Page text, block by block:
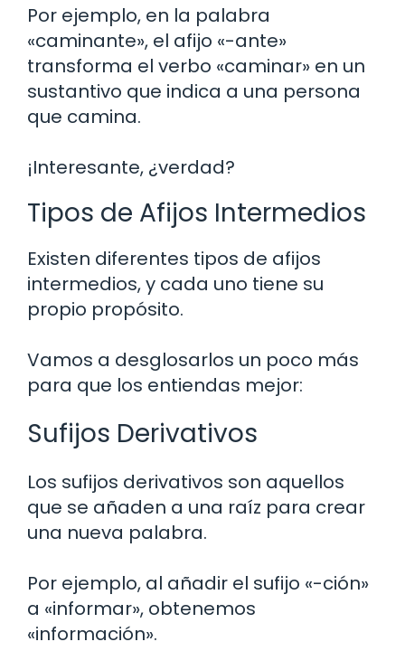
Por ejemplo, en la palabra
«caminante», el afijo «-ante»
transforma el verbo «caminar» en un
sustantivo que indica a una persona
que camina.
¡Interesante, ¿verdad?
Tipos de Afijos Intermedios
Existen diferentes tipos de afijos
intermedios, y cada uno tiene su
propio propósito.
Vamos a desglosarlos un poco más
para que los entiendas mejor:
Sufijos Derivativos
Los sufijos derivativos son aquellos
que se añaden a una raíz para crear
una nueva palabra.
Por ejemplo, al añadir el sufijo «-ción»
a «informar», obtenemos
«información».